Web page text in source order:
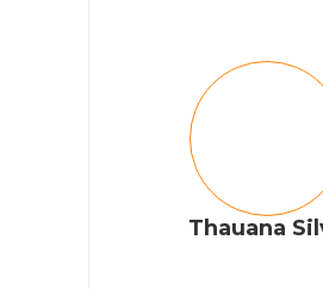
Thauana